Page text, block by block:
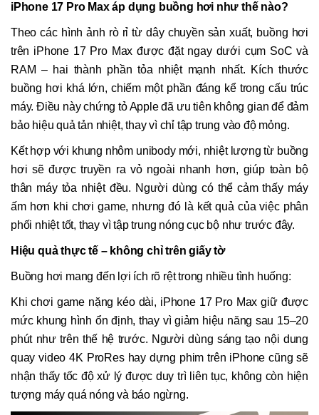
iPhone 17 Pro Max áp dụng buồng hơi như thế nào?
Theo các hình ảnh rò rỉ từ dây chuyền sản xuất, buồng hơi
trên iPhone 17 Pro Max được đặt ngay dưới cụm SoC và
RAM – hai thành phần tỏa nhiệt mạnh nhất. Kích thước
buồng hơi khá lớn, chiếm một phần đáng kể trong cấu trúc
máy. Điều này chứng tỏ Apple đã ưu tiên không gian để đảm
bảo hiệu quả tản nhiệt, thay vì chỉ tập trung vào độ mỏng.
Kết hợp với khung nhôm unibody mới, nhiệt lượng từ buồng
hơi sẽ được truyền ra vỏ ngoài nhanh hơn, giúp toàn bộ
thân máy tỏa nhiệt đều. Người dùng có thể cảm thấy máy
ấm hơn khi chơi game, nhưng đó là kết quả của việc phân
phối nhiệt tốt, thay vì tập trung nóng cục bộ như trước đây.
Hiệu quả thực tế – không chỉ trên giấy tờ
Buồng hơi mang đến lợi ích rõ rệt trong nhiều tình huống:
Khi chơi game nặng kéo dài, iPhone 17 Pro Max giữ được
mức khung hình ổn định, thay vì giảm hiệu năng sau 15–20
phút như trên thế hệ trước. Người dùng sáng tạo nội dung
quay video 4K ProRes hay dựng phim trên iPhone cũng sẽ
nhận thấy tốc độ xử lý được duy trì liên tục, không còn hiện
tượng máy quá nóng và báo ngừng.